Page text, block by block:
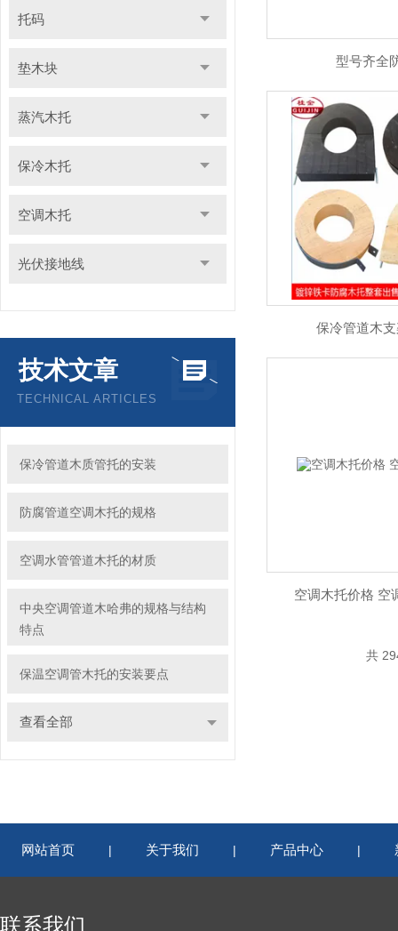
托码
垫木块
蒸汽木托
保冷木托
空调木托
光伏接地线
技术文章
TECHNICAL ARTICLES
保冷管道木质管托的安装
防腐管道空调木托的规格
空调水管管道木托的材质
中央空调管道木哈弗的规格与结构
特点
保温空调管木托的安装要点
查看全部
型号齐全
保冷管道木
空调木托价格 空
共
网站首页 | 关于我们 | 产品中心 |
联系我们